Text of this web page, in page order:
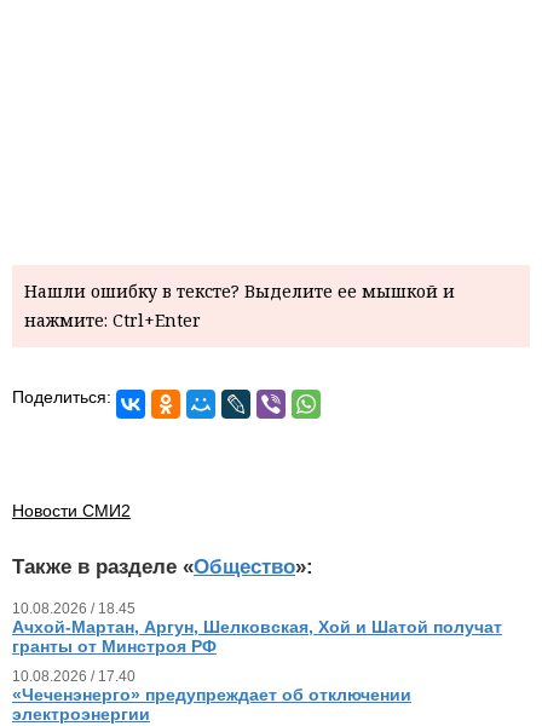
Нашли ошибку в тексте? Выделите ее мышкой и
нажмите: Ctrl+Enter
Поделиться:
Новости СМИ2
Также в разделе «Общество»:
10.08.2026 / 18.45
Ачхой-Мартан, Аргун, Шелковская, Хой и Шатой получат
гранты от Минстроя РФ
10.08.2026 / 17.40
«Чеченэнерго» предупреждает об отключении
электроэнергии